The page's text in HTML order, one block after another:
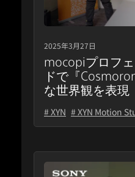
2025年3月27日
mocopiプロフ
ドで『
な世界観を表現
# XYN # XYN Motion